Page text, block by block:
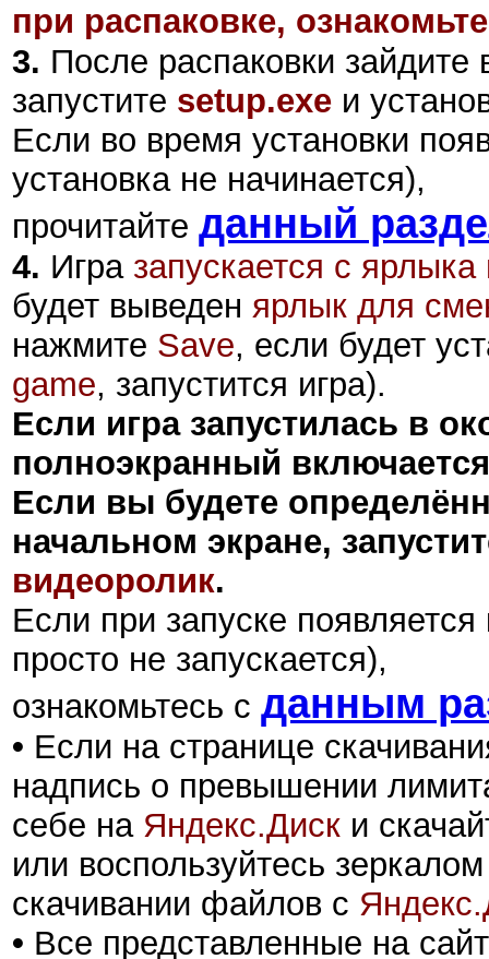
при распаковке,
3. После распаковки зайдите
запустите setup.exe и
Если во время установки
установка не начинается),
прочитайте данный
4. Игра запускается с
будет выведен ярлык для
нажмите Save, если будет
game, запустится игра).
Если игра запустилась в
полноэкранный
Если вы будете
начальном экране,
видеоролик.
Если при запуске
просто не запускается),
ознакомьтесь с данным
• Если на странице
надпись о превышении
себе на Яндекс.Диск и
или воспользуйтесь
скачивании файлов с
• Все представленные на